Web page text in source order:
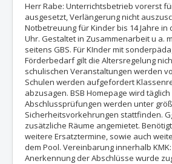
Herr Rabe: Unterrichtsbetrieb vorerst
ausgesetzt, Verlängerung nicht
Notbetreuung für Kinder bis 14 Jahre in
Uhr. Gestaltet in Zusammenarbeit u a.
seitens GBS. Für KInder mit
Förderbedarf gilt die Altersregelung
schulischen Veranstaltungen werden
Schulen werden aufgefordert
abzusagen. BSB Homepage wird
Abschlussprüfungen werden unter
Sicherheitsvorkehrungen stattfinden.
zusätzliche Räume angemietet.
weitere Ersatztermine, sowie auch
dem Pool. Vereinbarung innerhalb
Anerkennung der Abschlüsse wurde